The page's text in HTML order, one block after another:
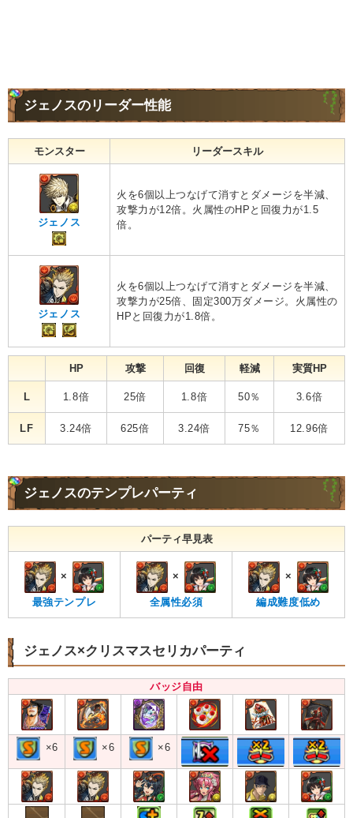
ジェノスのリーダー性能
モンスター リーダースキル
ジェノス
火を6個以上つなげて消すとダメージを半減、
攻撃力が12倍。火属性のHPと回復力が1.5
倍。
ジェノス
火を6個以上つなげて消すとダメージを半減、
攻撃力が25倍、固定300万ダメージ。火属性の
HPと回復力が1.8倍。
HP 攻撃 回復 軽減 実質HP
L 1.8倍 25倍 1.8倍 50％ 3.6倍
LF 3.24倍 625倍 3.24倍 75％ 12.96倍
ジェノスのテンプレパーティ
パーティ早見表
×
最強テンプレ
×
全属性必須
×
編成難度低め
ジェノス×クリスマスセリカパーティ
バッジ自由
×6 ×6 ×6